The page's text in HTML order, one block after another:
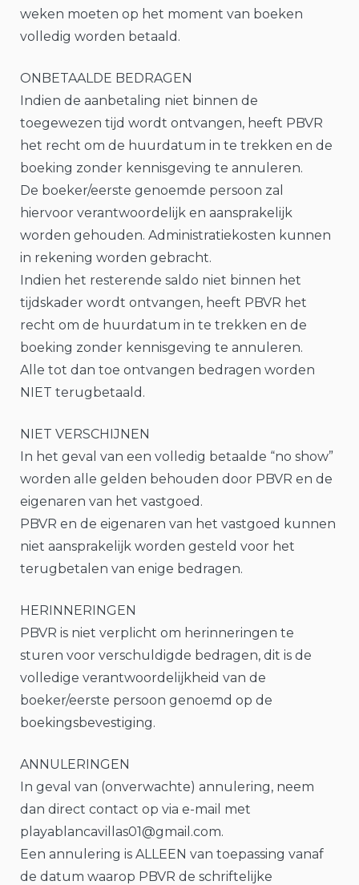
weken moeten op het moment van boeken
volledig worden betaald.
ONBETAALDE BEDRAGEN
Indien de aanbetaling niet binnen de
toegewezen tijd wordt ontvangen, heeft PBVR
het recht om de huurdatum in te trekken en de
boeking zonder kennisgeving te annuleren.
De boeker/eerste genoemde persoon zal
hiervoor verantwoordelijk en aansprakelijk
worden gehouden. Administratiekosten kunnen
in rekening worden gebracht.
Indien het resterende saldo niet binnen het
tijdskader wordt ontvangen, heeft PBVR het
recht om de huurdatum in te trekken en de
boeking zonder kennisgeving te annuleren.
Alle tot dan toe ontvangen bedragen worden
NIET terugbetaald.
NIET VERSCHIJNEN
In het geval van een volledig betaalde “no show”
worden alle gelden behouden door PBVR en de
eigenaren van het vastgoed.
PBVR en de eigenaren van het vastgoed kunnen
niet aansprakelijk worden gesteld voor het
terugbetalen van enige bedragen.
HERINNERINGEN
PBVR is niet verplicht om herinneringen te
sturen voor verschuldigde bedragen, dit is de
volledige verantwoordelijkheid van de
boeker/eerste persoon genoemd op de
boekingsbevestiging.
ANNULERINGEN
In geval van (onverwachte) annulering, neem
dan direct contact op via e-mail met
playablancavillas01@gmail.com.
Een annulering is ALLEEN van toepassing vanaf
de datum waarop PBVR de schriftelijke